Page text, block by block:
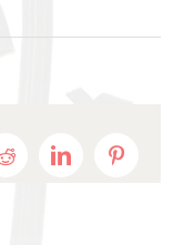
RedditLinkedInPinterest